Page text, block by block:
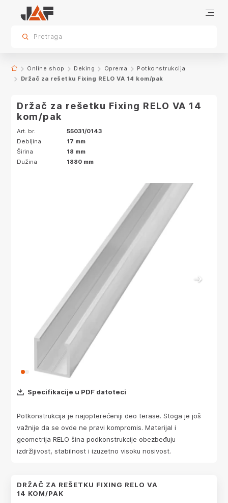
sr.skip-to.main-content
sr.skip-to.table-of-contents
sr.skip-to.main-navigation
Specifikacije
Pretraga
Online shop Deking Oprema
Potkonstrukcija
Držač za rešetku Fixing RELO VA 14 kom/pak
Držač za rešetku Fixing RELO VA 14
kom/pak
Art. br.
55031/0143
Debljina
17 mm
Širina
18 mm
Dužina
1880 mm
Specifikacije u PDF datoteci
Potkonstrukcija je najopterećeniji deo terase. Stoga je još
važnije da se ovde ne pravi kompromis. Materijal i
geometrija RELO šina podkonstrukcije obezbeđuju
izdržljivost, stabilnost i izuzetno visoku nosivost.
DRŽAČ ZA REŠETKU FIXING RELO VA
14 KOM/PAK